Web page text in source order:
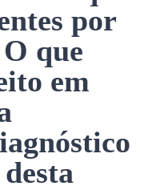
por
que
em